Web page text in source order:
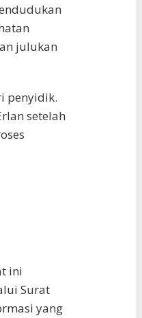
julukan
penyidik.
setelah
ini
Surat
yang